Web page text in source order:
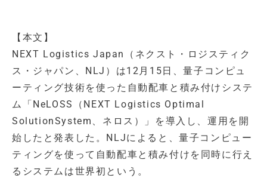
【本文】
NEXT Logistics Japan（ネクスト・ロジスティク
ス・ジャパン、NLJ）は12月15日、量子コンピュ
ーティング技術を使った自動配車と積み付けシステ
ム「NeLOSS（NEXT Logistics Optimal
SolutionSystem、ネロス）」を導入し、運用を開
始したと発表した。NLJによると、量子コンピュー
ティングを使って自動配車と積み付けを同時に行え
るシステムは世界初という。